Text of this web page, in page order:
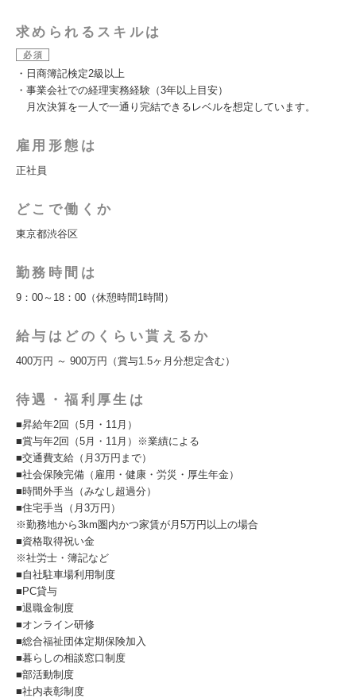
求められるスキルは
必須
・日商簿記検定2級以上
・事業会社での経理実務経験（3年以上目安）
月次決算を一人で一通り完結できるレベルを想定しています。
雇用形態は
正社員
どこで働くか
東京都渋谷区
勤務時間は
9：00～18：00（休憩時間1時間）
給与はどのくらい貰えるか
400万円 ～ 900万円（賞与1.5ヶ月分想定含む）
待遇・福利厚生は
■昇給年2回（5月・11月）
■賞与年2回（5月・11月）※業績による
■交通費支給（月3万円まで）
■社会保険完備（雇用・健康・労災・厚生年金）
■時間外手当（みなし超過分）
■住宅手当（月3万円）
※勤務地から3km圏内かつ家賃が月5万円以上の場合
■資格取得祝い金
※社労士・簿記など
■自社駐車場利用制度
■PC貸与
■退職金制度
■オンライン研修
■総合福祉団体定期保険加入
■暮らしの相談窓口制度
■部活動制度
■社内表彰制度